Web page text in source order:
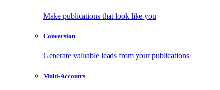
Make publications that look like you
Conversion
Generate valuable leads from your publications
Multi-Accounts